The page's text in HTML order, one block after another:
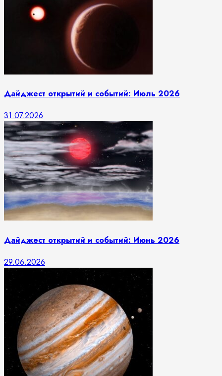
Дайджест открытий и событий: Июль 2026
31.07.2026
Дайджест открытий и событий: Июнь 2026
29.06.2026